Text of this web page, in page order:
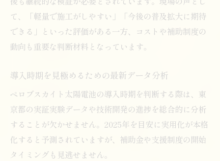
て、「軽量で施工がしやすい」「今後の普及拡大に期待
できる」といった評価がある一方、コストや補助制度の
動向も重要な判断材料となっています。
導入時期を見極めるための最新データ分析
ペロブスカイト太陽電池の導入時期を判断する際は、東
京都の実証実験データや技術開発の進捗を総合的に分析
することが欠かせません。2025年を目安に実用化が本格
化すると予測されていますが、補助金や支援制度の開始
タイミングも見逃せません。